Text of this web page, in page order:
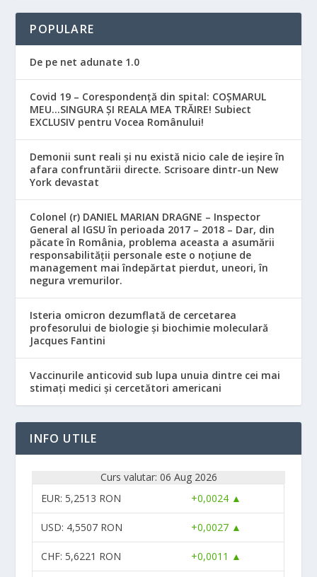
POPULARE
De pe net adunate 1.0
Covid 19 – Corespondență din spital: COȘMARUL
MEU…SINGURA ȘI REALA MEA TRĂIRE! Subiect
EXCLUSIV pentru Vocea Românului!
Demonii sunt reali și nu există nicio cale de ieșire în
afara confruntării directe. Scrisoare dintr-un New
York devastat
Colonel (r) DANIEL MARIAN DRAGNE – Inspector
General al IGSU în perioada 2017 – 2018 – Dar, din
păcate în România, problema aceasta a asumării
responsabilităţii personale este o noţiune de
management mai îndepărtat pierdut, uneori, în
negura vremurilor.
Isteria omicron dezumflată de cercetarea
profesorului de biologie și biochimie moleculară
Jacques Fantini
Vaccinurile anticovid sub lupa unuia dintre cei mai
stimați medici și cercetători americani
INFO UTILE
Curs valutar: 06 Aug 2026
EUR: 5,2513 RON +0,0024 ▲
USD: 4,5507 RON +0,0027 ▲
CHF: 5,6221 RON +0,0011 ▲